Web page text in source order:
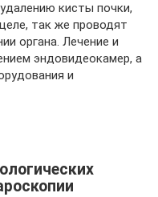
кисты почки,
так же проводят
органа. Лечение и
эндовидеокамер, а
и